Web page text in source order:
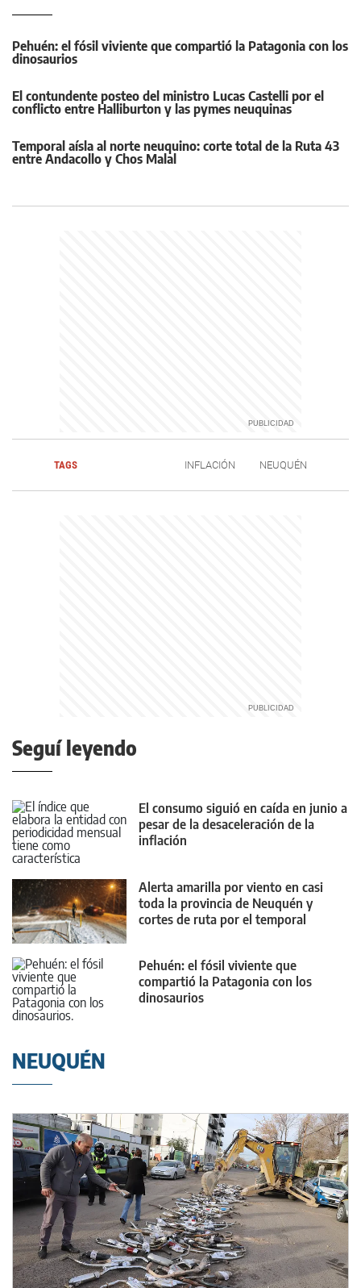
Pehuén: el fósil viviente que compartió la Patagonia con los
dinosaurios
El contundente posteo del ministro Lucas Castelli por el
conflicto entre Halliburton y las pymes neuquinas
Temporal aísla al norte neuquino: corte total de la Ruta 43
entre Andacollo y Chos Malal
TAGS INFLACIÓN NEUQUÉN
Seguí leyendo
El consumo siguió en caída en junio a
pesar de la desaceleración de la
inflación
Alerta amarilla por viento en casi
toda la provincia de Neuquén y
cortes de ruta por el temporal
Pehuén: el fósil viviente que
compartió la Patagonia con los
dinosaurios
NEUQUÉN